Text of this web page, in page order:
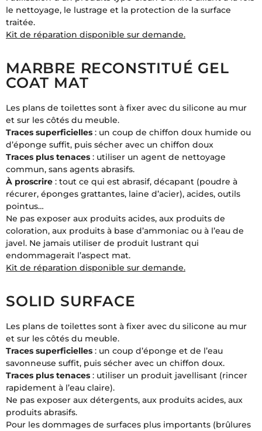
le nettoyage, le lustrage et la protection de la surface
traitée.
Kit de réparation disponible sur demande.
MARBRE RECONSTITUÉ GEL
COAT MAT
Les plans de toilettes sont à fixer avec du silicone au mur
et sur les côtés du meuble.
Traces superficielles : un coup de chiffon doux humide ou
d’éponge suffit, puis sécher avec un chiffon doux
Traces plus tenaces : utiliser un agent de nettoyage
commun, sans agents abrasifs.
À proscrire : tout ce qui est abrasif, décapant (poudre à
récurer, éponges grattantes, laine d’acier), acides, outils
pointus…
Ne pas exposer aux produits acides, aux produits de
coloration, aux produits à base d’ammoniac ou à l’eau de
javel. Ne jamais utiliser de produit lustrant qui
endommagerait l’aspect mat.
Kit de réparation disponible sur demande.
SOLID SURFACE
Les plans de toilettes sont à fixer avec du silicone au mur
et sur les côtés du meuble.
Traces superficielles : un coup d’éponge et de l’eau
savonneuse suffit, puis sécher avec un chiffon doux.
Traces plus tenaces : utiliser un produit javellisant (rincer
rapidement à l’eau claire).
Ne pas exposer aux détergents, aux produits acides, aux
produits abrasifs.
Pour les dommages de surfaces plus importants (brûlures